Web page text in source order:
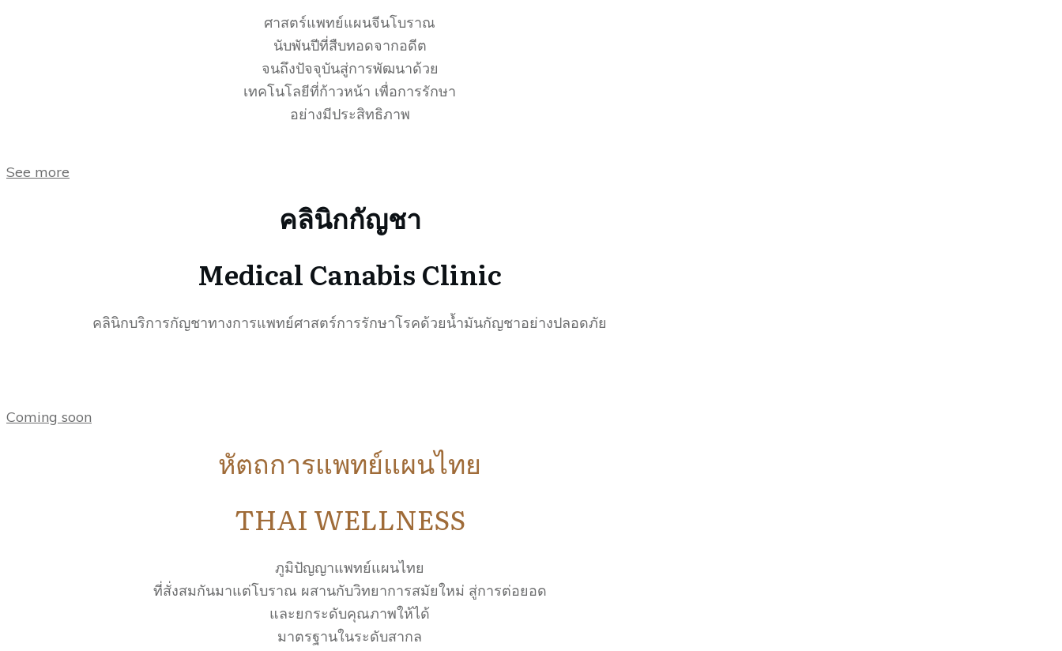
ศาสตร์แพทย์แผนจีนโบราณ
นับพันปีที่สืบทอดจากอดีต
จนถึงปัจจุบันสู่การพัฒนาด้วย
เทคโนโลยีที่ก้าวหน้า เพื่อการรักษา
อย่างมีประสิทธิภาพ
See more
คลินิกกัญชา
Medical Canabis Clinic
คลินิกบริการกัญชาทางการแพทย์ศาสตร์การรักษาโรคด้วยน้ำมันกัญชาอย่างปลอดภัย
Coming soon
หัตถการแพทย์แผนไทย
THAI WELLNESS
ภูมิปัญญาแพทย์แผนไทย
ที่สั่งสมกันมาแต่โบราณ ผสานกับวิทยาการสมัยใหม่ สู่การต่อยอด
และยกระดับคุณภาพให้ได้
มาตรฐานในระดับสากล